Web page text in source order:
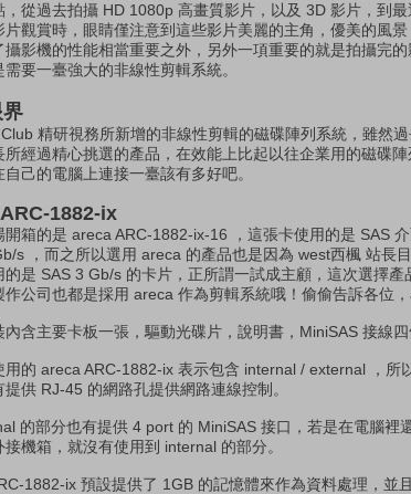
，從過去拍攝 HD 1080p 高畫質影片，以及 3D 影片，到
片觀賞時，眼睛僅注意到這些影片美麗的主角，優美的風
攝影機的性能相當重要之外，另外一項重要的就是拍攝完
要一臺強大的非線性剪輯系統。
精研視務所新增的非線性剪輯的磁碟陣列系統，雖然
所經過精心挑選的產品，在效能上比起以往企業用的磁碟
己的電腦上連接一臺該有多好吧。
1882-ix
開箱的是 areca ARC-1882-ix-16 ，這張卡使用的是 SAS
s ，而之所以選用 areca 的產品也是因為 west西楓 站長
的是 SAS 3 Gb/s 的卡片，正所謂一試成主顧，這次選擇
作公司也都是採用 areca 作為剪輯系統哦！偷偷告訴各位
內含主要卡板一張，驅動光碟片，說明書，MiniSAS 接線四
用的 areca ARC-1882-ix 表示包含 internal / external ，所
提供 RJ-45 的網路孔提供網路連線控制。
的部分也有提供 4 port 的 MiniSAS 接口，若是在電腦裡
接機箱，就沒有使用到 internal 的部分。
1882-ix 預設提供了 1GB 的記憶體來作為資料處理，並